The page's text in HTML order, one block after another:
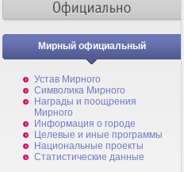
Мирный официальный
Устав Мирного
Символика Мирного
Награды и поощрения
Мирного
Информация о городе
Целевые и иные программы
Национальные проекты
Статистические данные